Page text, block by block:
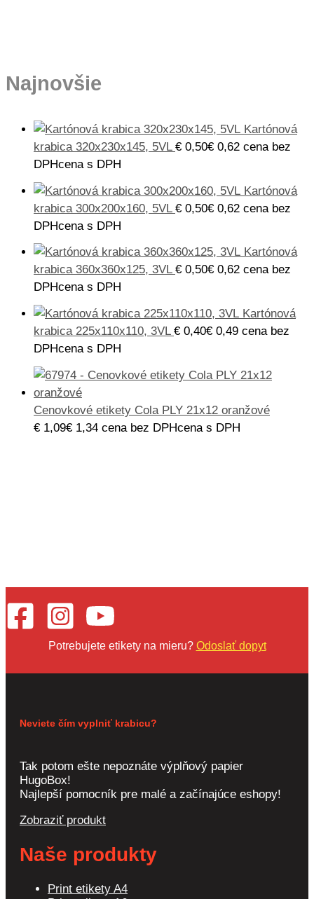
Najnovšie
Kartónová
krabica 320x230x145, 5VL € 0,50€ 0,62 cena bez
DPHcena s DPH
Kartónová
krabica 300x200x160, 5VL € 0,50€ 0,62 cena bez
DPHcena s DPH
Kartónová
krabica 360x360x125, 3VL € 0,50€ 0,62 cena bez
DPHcena s DPH
Kartónová
krabica 225x110x110, 3VL € 0,40€ 0,49 cena bez
DPHcena s DPH
Cenovkové etikety Cola PLY 21x12 oranžové
€ 1,09€ 1,34 cena bez DPHcena s DPH
Potrebujete etikety na mieru? Odoslať dopyt
Neviete čím vyplniť krabicu?
Tak potom ešte nepoznáte výplňový papier
HugoBox!
Najlepší pomocník pre malé a začínajúce eshopy!
Zobraziť produkt
Naše produkty
Print etikety A4